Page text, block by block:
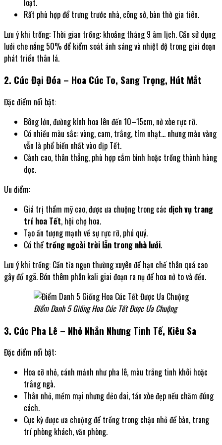
Rất phù hợp để trưng trước nhà, công sở, bàn thờ gia tiên.
Lưu ý khi trồng: Thời gian trồng: khoảng tháng 9 âm lịch. Cần sử dụng
lưới che nắng 50% để kiểm soát ánh sáng và nhiệt độ trong giai đoạn
phát triển thân lá.
2. Cúc Đại Đóa – Hoa Cúc To, Sang Trọng, Hút Mắt
Đặc điểm nổi bật:
Bông lớn, đường kính hoa lên đến 10–15cm, nở xòe rực rỡ.
Có nhiều màu sắc: vàng, cam, trắng, tím nhạt… nhưng màu vàng
vẫn là phổ biến nhất vào dịp Tết.
Cành cao, thân thẳng, phù hợp cắm bình hoặc trồng thành hàng
dọc.
Ưu điểm:
Giá trị thẩm mỹ cao, được ưa chuộng trong các dịch vụ trang
trí hoa Tết, hội chợ hoa.
Tạo ấn tượng mạnh về sự rực rỡ, phú quý.
Có thểtrồng ngoài trời lẫn trong nhà lưới.
Lưu ý khi trồng: Cần tỉa ngọn thường xuyên để hạn chế thân quá cao
gây đổ ngã. Bón thêm phân kali giai đoạn ra nụ để hoa nở to và đều.
Điểm Danh 5 Giống Hoa Cúc Tết Được Ưa Chuộng
3. Cúc Pha Lê – Nhỏ Nhắn Nhưng Tinh Tế, Kiêu Sa
Đặc điểm nổi bật:
Hoa cỡ nhỏ, cánh mảnh như pha lê, màu trắng tinh khôi hoặc
trắng ngà.
Thân nhỏ, mềm mại nhưng dẻo dai, tán xòe đẹp nếu chăm đúng
cách.
Cực kỳ được ưa chuộng để trồng trong chậu nhỏ để bàn, trang
trí phòng khách, văn phòng.